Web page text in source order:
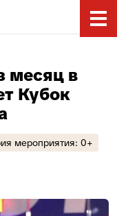
месяц в
Кубок
мероприятия: 0+